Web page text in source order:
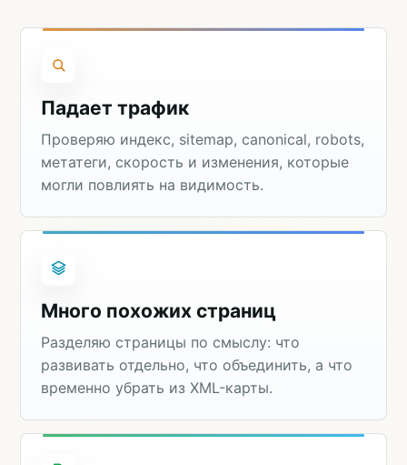
Падает трафик
Проверяю индекс, sitemap, canonical, robots,
метатеги, скорость и изменения, которые
могли повлиять на видимость.
Много похожих страниц
Разделяю страницы по смыслу: что
развивать отдельно, что объединить, а что
временно убрать из XML-карты.